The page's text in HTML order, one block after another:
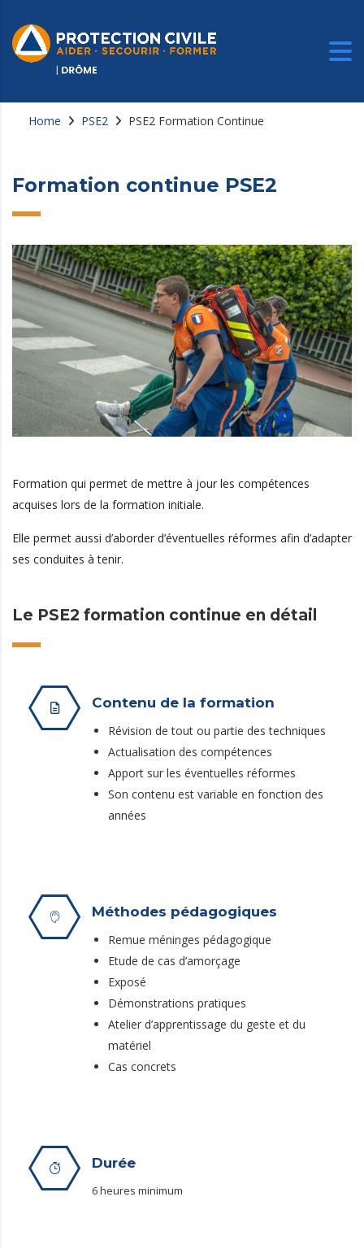
Home PSE2 PSE2 Formation Continue
Formation continue PSE2
Formation qui permet de mettre à jour les compétences
acquises lors de la formation initiale.
Elle permet aussi d’aborder d’éventuelles réformes afin d’adapter
ses conduites à tenir.
Le PSE2 formation continue en détail
Contenu de la formation
Révision de tout ou partie des techniques
Actualisation des compétences
Apport sur les éventuelles réformes
Son contenu est variable en fonction des
années
Méthodes pédagogiques
Remue méninges pédagogique
Etude de cas d’amorçage
Exposé
Démonstrations pratiques
Atelier d’apprentissage du geste et du
matériel
Cas concrets
Durée
6 heures minimum